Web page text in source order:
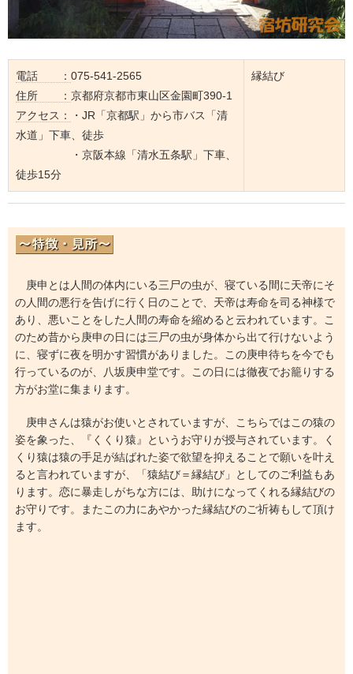
電話 ： 075-541-2565
住所 ： 京都府京都市東山区金園町390-1
アクセス：
・JR「京都駅」から市バス「清
水道」下車、徒歩
・京阪本線「清水五条駅」下車、
徒歩15分
縁結び
庚申とは人間の体内にいる三尸の虫が、寝ている間に天帝にそ
の人間の悪行を告げに行く日のことで、天帝は寿命を司る神様で
あり、悪いことをした人間の寿命を縮めると云われています。こ
のため昔から庚申の日には三尸の虫が身体から出て行けないよう
に、寝ずに夜を明かす習慣がありました。この庚申待ちを今でも
行っているのが、八坂庚申堂です。この日には徹夜でお籠りする
方がお堂に集まります。
庚申さんは猿がお使いとされていますが、こちらではこの猿の
姿を象った、『くくり猿』というお守りが授与されています。く
くり猿は猿の手足が結ばれた姿で欲望を抑えることで願いを叶え
ると言われていますが、「猿結び＝縁結び」としてのご利益もあ
ります。恋に暴走しがちな方には、助けになってくれる縁結びの
お守りです。またこの力にあやかった縁結びのご祈祷もして頂け
ます。